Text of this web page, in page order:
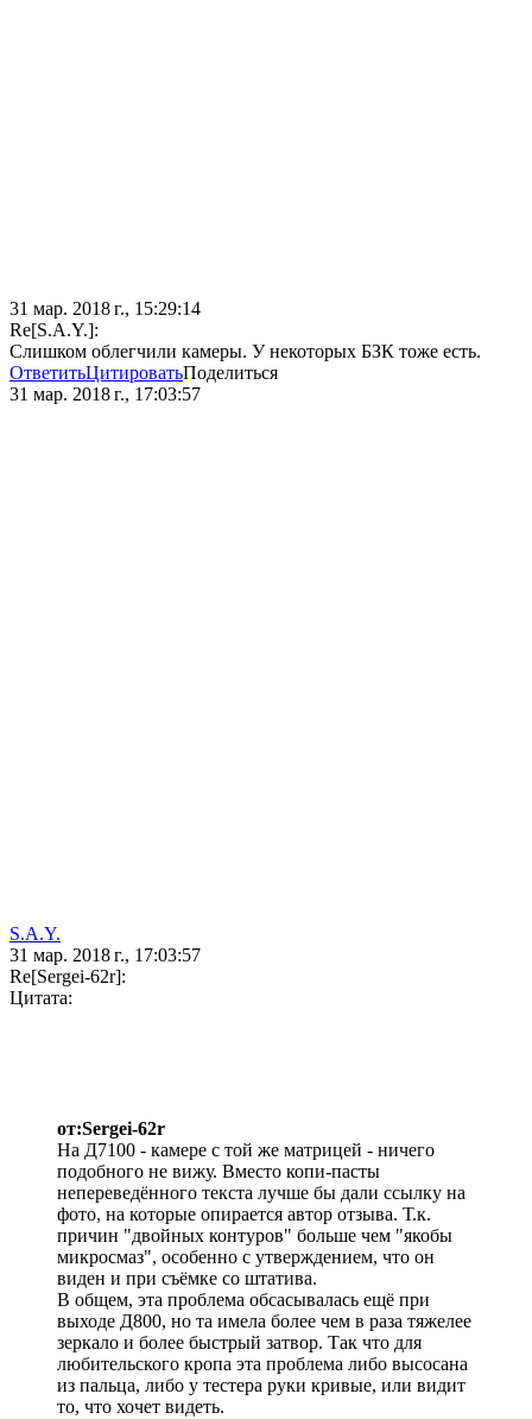
31 мар. 2018 г., 15:29:14
Re[S.A.Y.]:
Слишком облегчили камеры. У некоторых БЗК тоже есть.
ОтветитьЦитироватьПоделиться
31 мар. 2018 г., 17:03:57
S.A.Y.
31 мар. 2018 г., 17:03:57
Re[Sergei-62r]:
Цитата:
от:Sergei-62r
На Д7100 - камере с той же матрицей - ничего
подобного не вижу. Вместо копи-пасты
непереведённого текста лучше бы дали ссылку на
фото, на которые опирается автор отзыва. Т.к.
причин "двойных контуров" больше чем "якобы
микросмаз", особенно с утверждением, что он
виден и при съёмке со штатива.
В общем, эта проблема обсасывалась ещё при
выходе Д800, но та имела более чем в раза тяжелее
зеркало и более быстрый затвор. Так что для
любительского кропа эта проблема либо высосана
из пальца, либо у тестера руки кривые, или видит
то, что хочет видеть.